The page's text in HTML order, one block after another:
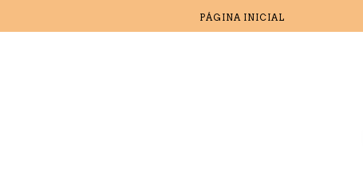
PÁGINA INICIAL